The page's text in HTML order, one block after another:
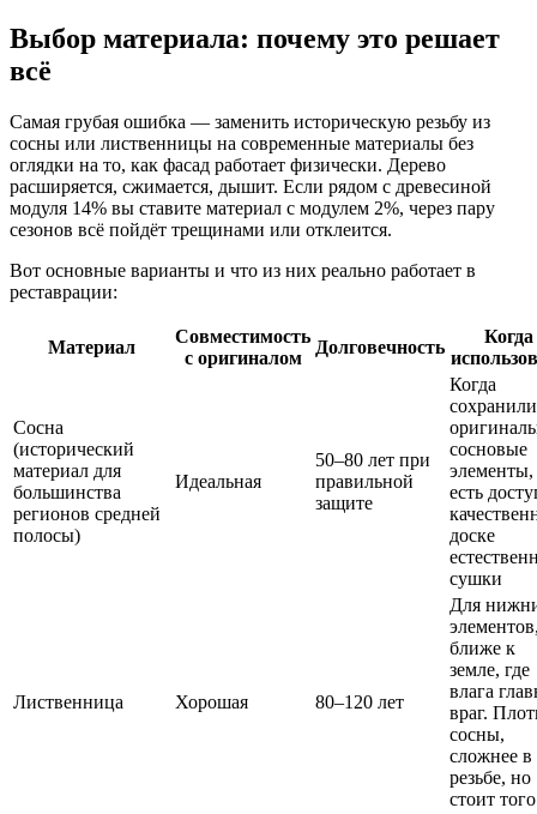
Выбор материала: почему это решает
всё
Самая грубая ошибка — заменить историческую резьбу из
сосны или лиственницы на современные материалы без
оглядки на то, как фасад работает физически. Дерево
расширяется, сжимается, дышит. Если рядом с древесиной
модуля 14% вы ставите материал с модулем 2%, через пару
сезонов всё пойдёт трещинами или отклеится.
Вот основные варианты и что из них реально работает в
реставрации:
Материал
Совместимость
с оригиналом
Долговечность
Когда
Сосна
(исторический
материал для
большинства
регионов средней
полосы)
Идеальная
50–80 лет при
правильной
защите
Когда
сосновые
элементы,
есть
доске
сушки
Лиственница Хорошая 80–120 лет
Для
ближе к
земле, где
влага
враг.
сосны,
сложнее в
резьбе, но
стоит того